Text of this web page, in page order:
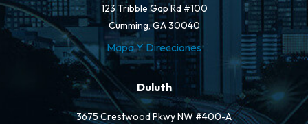
123 Tribble Gap Rd #100
Cumming, GA 30040
Mapa Y Direcciones
Duluth
3675 Crestwood Pkwy NW #400-A